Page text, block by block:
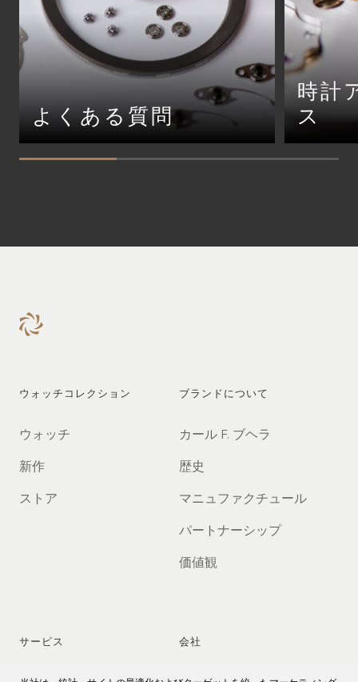
よくある質問
時計
ス
ウォッチコレクション
ウォッチ
新作
ストア
ブランドについて
カール F. ブヘラ
歴史
マニュファクチュール
パートナーシップ
価値観
サービス 会社